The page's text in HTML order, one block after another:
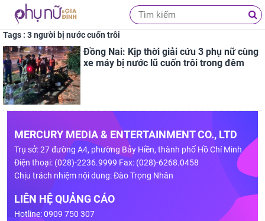
Tags : 3 người bị nước cuốn trôi
Đồng Nai: Kịp thời giải cứu 3 phụ nữ cùng
xe máy bị nước lũ cuốn trôi trong đêm
MERCURY MEDIA & ENTERTAINMENT CO., LTD
Trụ sở: 27 đường A4, phường Bảy Hiền, thành phố Hồ Chí Minh
Điện thoại: (028)-2236.9999 Fax: (028)-6268.0458
Chịu trách nhiệm nội dung: Đào Trọng Nhân
LIÊN HỆ QUẢNG CÁO
Hotline: 0909 750 307